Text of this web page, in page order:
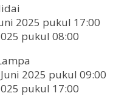
2025 pukul 17:00
pukul 08:00
2025 pukul 09:00
pukul 17:00